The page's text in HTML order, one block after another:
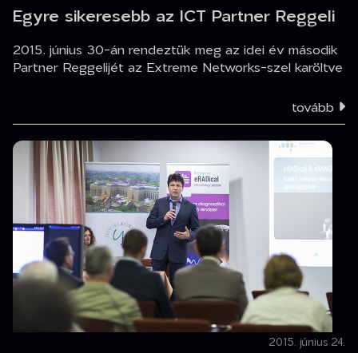
Egyre sikeresebb az ICT Partner Reggeli
2015. június 30-án rendeztük meg az idei év második
Partner Reggelijét az Extreme Networks-szel karöltve
tovább
2015. június 24.